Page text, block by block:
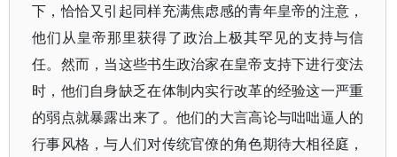
下，恰恰又引起同样充满焦虑感的青年皇帝的注意，
他们从皇帝那里获得了政治上极其罕见的支持与信
任。然而，当这些书生政治家在皇帝支持下进行变法
时，他们自身缺乏在体制内实行改革的经验这一严重
的弱点就暴露出来了。他们的大言高论与咄咄逼人的
行事风格，与人们对传统官僚的角色期待大相径庭，